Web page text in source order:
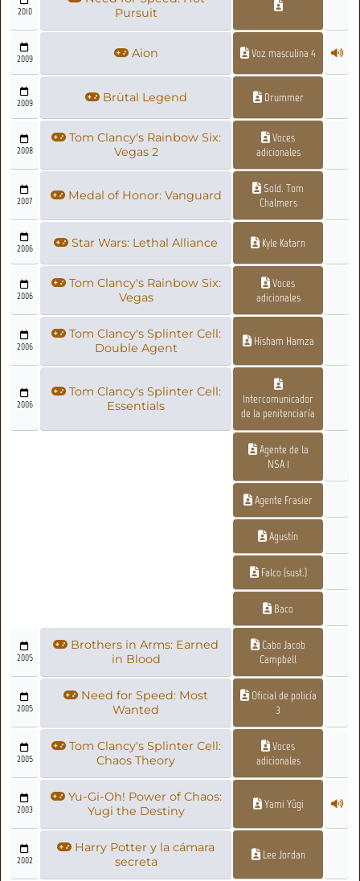
2010
Pursuit
2009 Aion Voz masculina 4
2009 Brütal Legend Drummer
2008
Tom Clancy's Rainbow Six:
Vegas 2
Voces
adicionales
2007 Medal of Honor: Vanguard
Sold. Tom
Chalmers
2006 Star Wars: Lethal Alliance Kyle Katarn
2006
Tom Clancy's Rainbow Six:
Vegas
Voces
adicionales
2006
Tom Clancy's Splinter Cell:
Double Agent
Hisham Hamza
2006
Tom Clancy's Splinter Cell:
Essentials
Intercomunicador
de la penitenciaría
Agente de la
NSA 1
Agente Frasier
Agustín
Falco (sust.)
Baco
2005
Brothers in Arms: Earned
in Blood
Cabo Jacob
Campbell
2005
Need for Speed: Most
Wanted
Oficial de policía
3
2005
Tom Clancy's Splinter Cell:
Chaos Theory
Voces
adicionales
2003
Yu-Gi-Oh! Power of Chaos:
Yugi the Destiny
Yami Yûgi
2002
Harry Potter y la cámara
secreta
Lee Jordan